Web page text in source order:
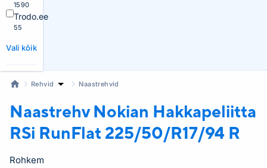
1590
Trodo.ee
55
Vali kõik
Rehvid Naastrehvid
Naastrehv Nokian Hakkapeliitta
RSi RunFlat 225/50/R17/94 R
Rohkem